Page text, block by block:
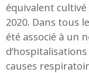
équivalent
2020. Dans tous
été associé à un
causes